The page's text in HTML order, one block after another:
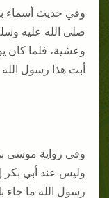
وفي حديث أسماء
صلى الله عليه
وعشية، فلما كان
أبت هذا رسول
وفي رواية موسى
وليس عند أبي بكر
رسول الله ما جاء